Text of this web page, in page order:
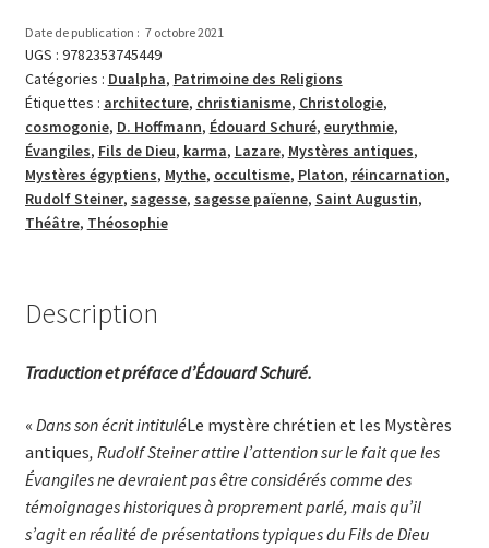
chrétien
et
les
mystères
antiques
Date de publication : 7 octobre 2021
UGS : 9782353745449
Catégories : Dualpha, Patrimoine des Religions
Étiquettes : architecture, christianisme, Christologie,
cosmogonie, D. Hoffmann, Édouard Schuré, eurythmie,
Évangiles, Fils de Dieu, karma, Lazare, Mystères antiques,
Mystères égyptiens, Mythe, occultisme, Platon, réincarnation,
Rudolf Steiner, sagesse, sagesse païenne, Saint Augustin,
Théâtre, Théosophie
Description
Traduction et préface d’Édouard Schuré.
« Dans son écrit intituléLe mystère chrétien et les Mystères
antiques, Rudolf Steiner attire l’attention sur le fait que les
Évangiles ne devraient pas être considérés comme des
témoignages historiques à proprement parlé, mais qu’il
s’agit en réalité de présentations typiques du Fils de Dieu